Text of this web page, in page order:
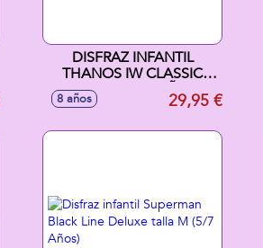
DISFRAZ INFANTIL
THANOS IW CLASSIC
TALLA L (8/10 AÑOS)
8 años 29,95 €